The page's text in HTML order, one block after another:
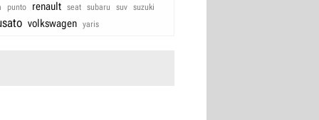
punto renault seat subaru suv suzuki
volkswagen yaris